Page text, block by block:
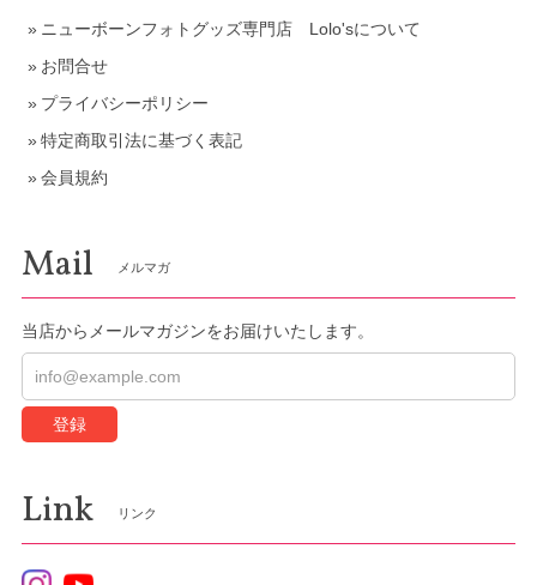
ニューボーンフォトグッズ専門店 Lolo'sについて
お問合せ
プライバシーポリシー
特定商取引法に基づく表記
会員規約
Mail メルマガ
当店からメールマガジンをお届けいたします。
登録
Link リンク